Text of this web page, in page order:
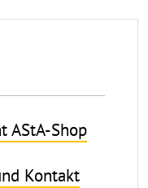
AStA-Shop
Kontakt